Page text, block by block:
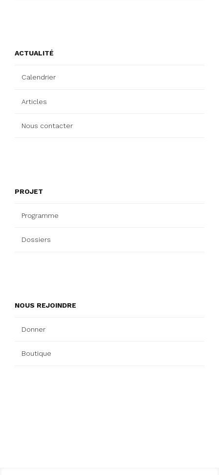
ACTUALITÉ
Calendrier
Articles
Nous contacter
PROJET
Programme
Dossiers
NOUS REJOINDRE
Donner
Boutique